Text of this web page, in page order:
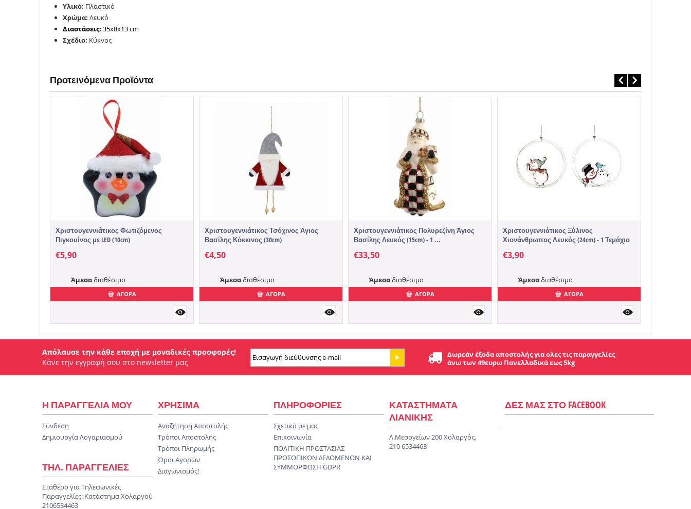
Υλικό: Πλαστικό
Χρώμα: Λευκό
Διαστάσεις: 35x8x13 cm
Σχέδιο: Κύκνος
Προτεινόμενα Προϊόντα
Χριστουγεννιάτικος Φωτιζόμενος
Πιγκουίνος με LED (10cm)
€5,90
Άμεσαδιαθέσιμο
ΑΓΟΡΑ
Χριστουγεννιάτικος Τσόχινος Άγιος
Βασίλης Κόκκινος (30cm)
€4,50
Άμεσαδιαθέσιμο
ΑΓΟΡΑ
Χριστουγεννιάτικος Πολυρεζίνη Άγιος
Βασίλης Λευκός (15cm) - 1 ...
€33,50
Άμεσαδιαθέσιμο
ΑΓΟΡΑ
Χριστουγεννιάτικος Ξύλινος
Χιονάνθρωπος Λευκός (24cm) - 1 Τεμάχιο
€3,90
Άμεσαδιαθέσιμο
ΑΓΟΡΑ
Απόλαυσε την κάθε εποχή με μοναδικές προσφορές!
Κάνε την εγγραφή σου στο newsletter μας
Δωρεάν έξοδα αποστολής για ολες τις παραγγελίες
άνω των 49ευρω Πανελλαδικά εως 5kg
Η ΠΑΡΑΓΓΕΛΙΑ ΜΟΥ
Σύνδεση
Δημιουργία Λογαριασμού
ΤΗΛ. ΠΑΡΑΓΓΕΛΙΕΣ
Σταθέρο για Τηλεφωνικές
Παραγγελίες: Κατάστημα Χολαργού
2106534463
ΧΡΗΣΙΜΑ
Αναζήτηση Αποστολής
Τρόποι Αποστολής
Τρόποι Πληρωμής
Όροι Αγορών
Διαγωνισμός!
ΠΛΗΡΟΦΟΡΙΕΣ
Σχετικά με μας
Επικοινωνία
ΠΟΛΙΤΙΚΗ ΠΡΟΣΤΑΣΙΑΣ
ΠΡΟΣΩΠΙΚΩΝ ΔΕΔΟΜΕΝΩΝ KAI
ΣΥΜΜΟΡΦΩΣΗ GDPR
ΚΑΤΑΣΤΗΜΑΤΑ
ΛΙΑΝΙΚΗΣ
Λ.Μεσογείων 200 Χολαργός,
210 6534463
ΔΕΣ ΜΑΣ ΣΤΟ FACEBOOK